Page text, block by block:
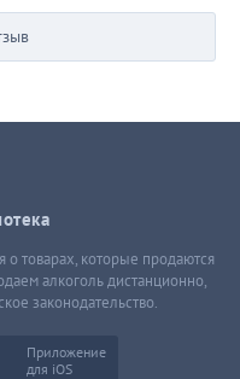
товарах, которые продаются
алкоголь дистанционно,
законодательство.
Приложение
для iOS